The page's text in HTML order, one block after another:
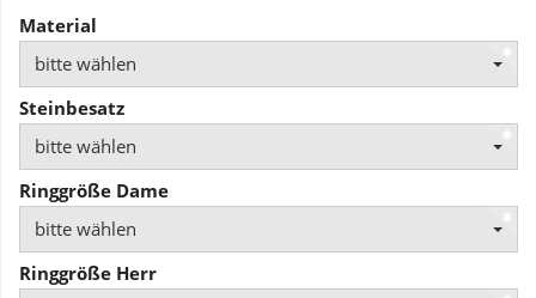
Material
bitte wählen
Steinbesatz
bitte wählen
Ringgröße Dame
bitte wählen
Ringgröße Herr